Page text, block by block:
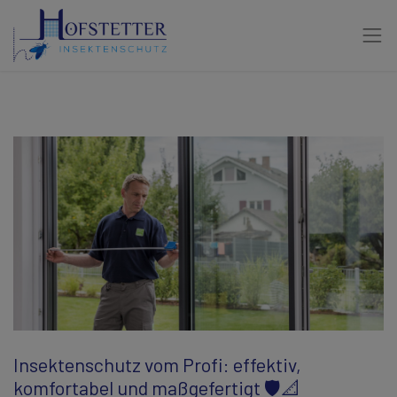
Insektenschutz vom Profi: effektiv,
komfortabel und maßgefertigt 🛡️📐